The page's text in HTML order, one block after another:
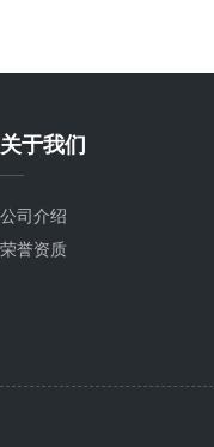
关于我们
公司介绍
荣誉资质